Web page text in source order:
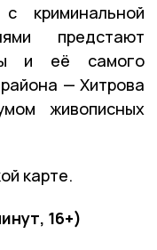
криминальной
предстают
и её самого
— Хитрова
живописных
карте.
16+)